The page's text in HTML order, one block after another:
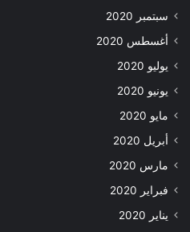
سبتمبر 2020
أغسطس 2020
يوليو 2020
يونيو 2020
مايو 2020
أبريل 2020
مارس 2020
فبراير 2020
يناير 2020